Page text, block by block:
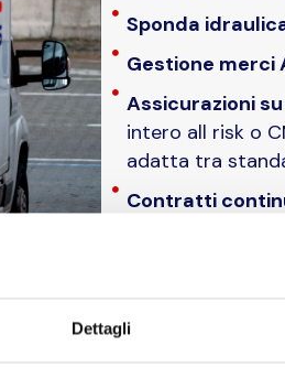
Dettagli
Sponda
Gestione merci
Assicurazioni
intero all risk o
adatta tra
Contratti
Hai bisogno di
Rivolgiti al